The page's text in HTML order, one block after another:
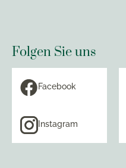
Folgen Sie uns
Facebook
Instagram